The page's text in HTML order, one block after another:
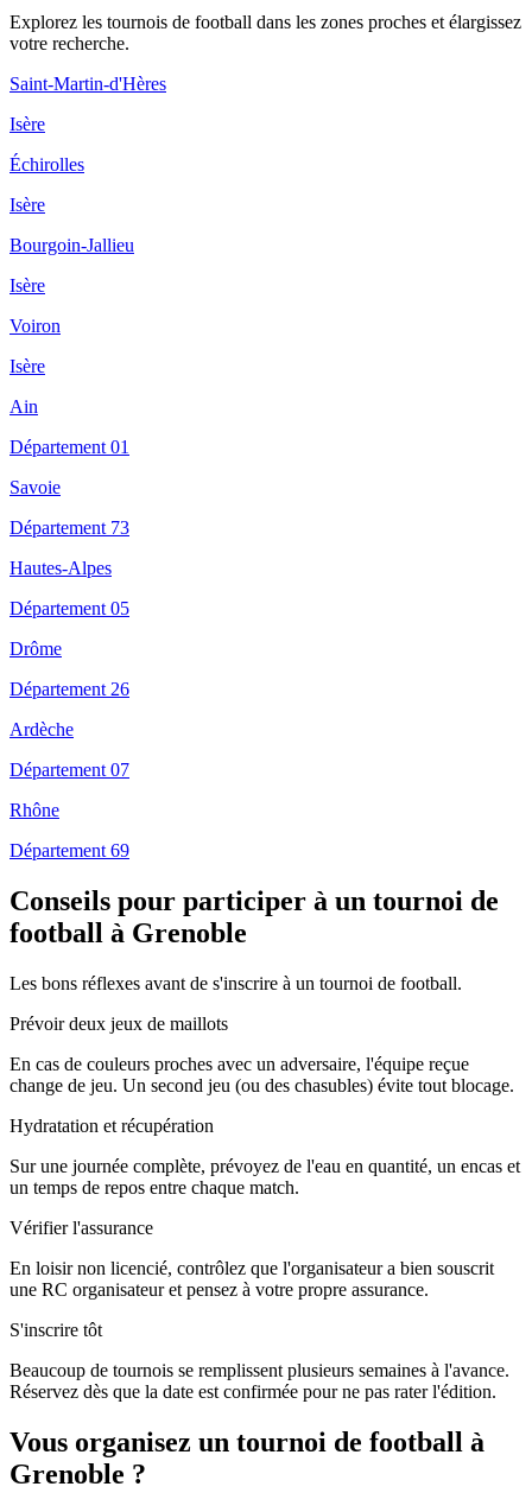
Explorez les tournois de football dans les zones proches et élargissez
votre recherche.
Saint-Martin-d'Hères
Isère
Échirolles
Isère
Bourgoin-Jallieu
Isère
Voiron
Isère
Ain
Département 01
Savoie
Département 73
Hautes-Alpes
Département 05
Drôme
Département 26
Ardèche
Département 07
Rhône
Département 69
Conseils pour participer à un tournoi de
football à Grenoble
Les bons réflexes avant de s'inscrire à un tournoi de football.
Prévoir deux jeux de maillots
En cas de couleurs proches avec un adversaire, l'équipe reçue
change de jeu. Un second jeu (ou des chasubles) évite tout blocage.
Hydratation et récupération
Sur une journée complète, prévoyez de l'eau en quantité, un encas et
un temps de repos entre chaque match.
Vérifier l'assurance
En loisir non licencié, contrôlez que l'organisateur a bien souscrit
une RC organisateur et pensez à votre propre assurance.
S'inscrire tôt
Beaucoup de tournois se remplissent plusieurs semaines à l'avance.
Réservez dès que la date est confirmée pour ne pas rater l'édition.
Vous organisez un tournoi de football à
Grenoble ?